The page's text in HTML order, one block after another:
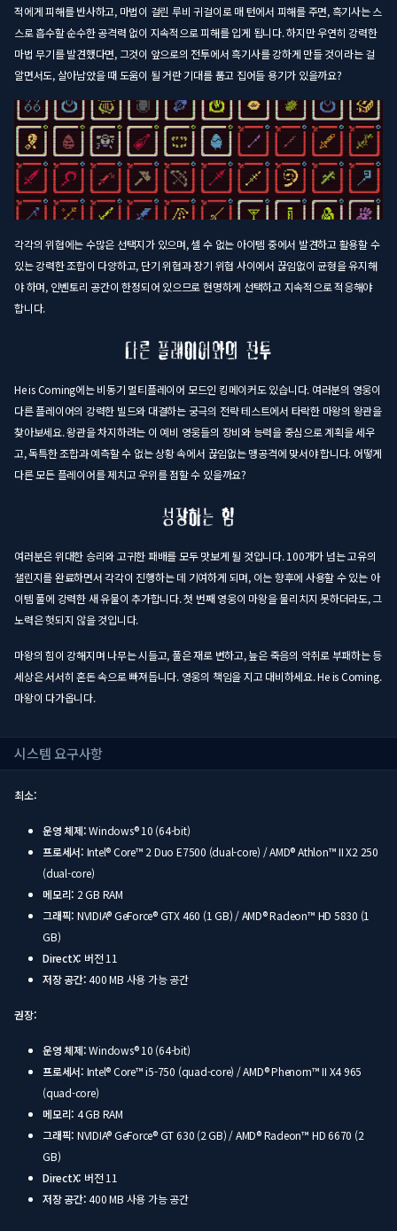
적에게 피해를 반사하고, 마법이 걸린 루비 귀걸이로 매 턴에서 피해를 주면, 흑기사는 스
스로 흡수할 순수한 공격력 없이 지속적으로 피해를 입게 됩니다. 하지만 우연히 강력한
마법 무기를 발견했다면, 그것이 앞으로의 전투에서 흑기사를 강하게 만들 것이라는 걸
알면서도, 살아남았을 때 도움이 될 거란 기대를 품고 집어들 용기가 있을까요?
각각의 위협에는 수많은 선택지가 있으며, 셀 수 없는 아이템 중에서 발견하고 활용할 수
있는 강력한 조합이 다양하고, 단기 위협과 장기 위협 사이에서 끊임없이 균형을 유지해
야 하며, 인벤토리 공간이 한정되어 있으므로 현명하게 선택하고 지속적으로 적응해야
합니다.
He is Coming에는 비동기 멀티플레이어 모드인 킹메이커도 있습니다. 여러분의 영웅이
다른 플레이어의 강력한 빌드와 대결하는 궁극의 전략 테스트에서 타락한 마왕의 왕관을
찾아보세요. 왕관을 차지하려는 이 예비 영웅들의 장비와 능력을 중심으로 계획을 세우
고, 독특한 조합과 예측할 수 없는 상황 속에서 끊임없는 맹공격에 맞서야 합니다. 어떻게
다른 모든 플레이어를 제치고 우위를 점할 수 있을까요?
여러분은 위대한 승리와 고귀한 패배를 모두 맛보게 될 것입니다. 100개가 넘는 고유의
챌린지를 완료하면서 각각이 진행하는 데 기여하게 되며, 이는 향후에 사용할 수 있는 아
이템 풀에 강력한 새 유물이 추가합니다. 첫 번째 영웅이 마왕을 물리치지 못하더라도, 그
노력은 헛되지 않을 것입니다.
마왕의 힘이 강해지며 나무는 시들고, 풀은 재로 변하고, 늪은 죽음의 악취로 부패하는 등
세상은 서서히 혼돈 속으로 빠져듭니다. 영웅의 책임을 지고 대비하세요. He is Coming.
마왕이 다가옵니다.
시스템 요구사항
최소:
운영 체제:Windows® 10 (64-bit)
프로세서: Intel® Core™ 2 Duo E7500 (dual-core) / AMD® Athlon™ II X2 250
(dual-core)
메모리: 2 GB RAM
그래픽: NVIDIA® GeForce® GTX 460 (1 GB) / AMD® Radeon™ HD 5830 (1
GB)
DirectX: 버전 11
저장 공간:400 MB 사용 가능 공간
권장:
운영 체제:Windows® 10 (64-bit)
프로세서: Intel® Core™ i5-750 (quad-core) / AMD® Phenom™ II X4 965
(quad-core)
메모리: 4 GB RAM
그래픽: NVIDIA® GeForce® GT 630 (2 GB) / AMD® Radeon™ HD 6670 (2
GB)
DirectX: 버전 11
저장 공간:400 MB 사용 가능 공간